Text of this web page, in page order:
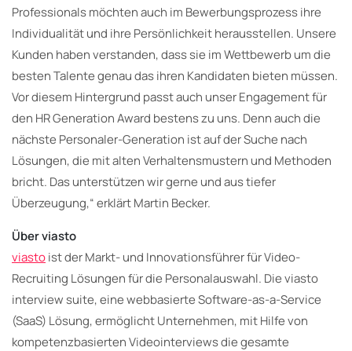
Professionals möchten auch im Bewerbungsprozess ihre
Individualität und ihre Persönlichkeit herausstellen. Unsere
Kunden haben verstanden, dass sie im Wettbewerb um die
besten Talente genau das ihren Kandidaten bieten müssen.
Vor diesem Hintergrund passt auch unser Engagement für
den HR Generation Award bestens zu uns. Denn auch die
nächste Personaler-Generation ist auf der Suche nach
Lösungen, die mit alten Verhaltensmustern und Methoden
bricht. Das unterstützen wir gerne und aus tiefer
Überzeugung,“ erklärt Martin Becker.
Über viasto
viastoist der Markt- und Innovationsführer für Video-
Recruiting Lösungen für die Personalauswahl. Die viasto
interview suite, eine webbasierte Software-as-a-Service
(SaaS) Lösung, ermöglicht Unternehmen, mit Hilfe von
kompetenzbasierten Videointerviews die gesamte